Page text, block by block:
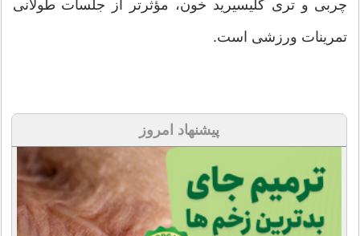
چربی و تری گلیسیرید خون، مؤثرتر از جلسات طولانی
تمرینات ورزشی است.
پیشنهاد امروز